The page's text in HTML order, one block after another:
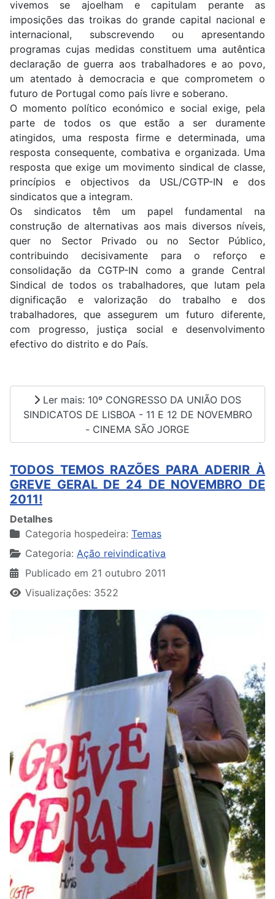
vivemos se ajoelham e capitulam perante as
imposições das troikas do grande capital nacional e
internacional, subscrevendo ou apresentando
programas cujas medidas constituem uma autêntica
declaração de guerra aos trabalhadores e ao povo,
um atentado à democracia e que comprometem o
futuro de Portugal como país livre e soberano.
O momento político económico e social exige, pela
parte de todos os que estão a ser duramente
atingidos, uma resposta firme e determinada, uma
resposta consequente, combativa e organizada. Uma
resposta que exige um movimento sindical de classe,
princípios e objectivos da USL/CGTP-IN e dos
sindicatos que a integram.
Os sindicatos têm um papel fundamental na
construção de alternativas aos mais diversos níveis,
quer no Sector Privado ou no Sector Público,
contribuindo decisivamente para o reforço e
consolidação da CGTP-IN como a grande Central
Sindical de todos os trabalhadores, que lutam pela
dignificação e valorização do trabalho e dos
trabalhadores, que assegurem um futuro diferente,
com progresso, justiça social e desenvolvimento
efectivo do distrito e do País.
Ler mais: 10º CONGRESSO DA UNIÃO DOS
SINDICATOS DE LISBOA - 11 E 12 DE NOVEMBRO
- CINEMA SÃO JORGE
TODOS TEMOS RAZÕES PARA ADERIR À
GREVE GERAL DE 24 DE NOVEMBRO DE
2011!
Detalhes
Categoria hospedeira: Temas
Categoria: Ação reivindicativa
Publicado em 21 outubro 2011
Visualizações: 3522